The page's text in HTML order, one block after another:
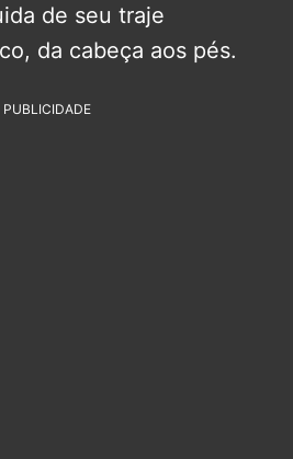
de seu traje
da cabeça aos pés.
PUBLICIDADE